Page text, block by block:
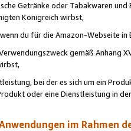
Getränke oder Tabakwaren
Königreich wirbst,
du für die Amazon-Webseite in
gemäß Anhang
bei der es sich um ein
oder eine Dienstleistung in
im Rahmen